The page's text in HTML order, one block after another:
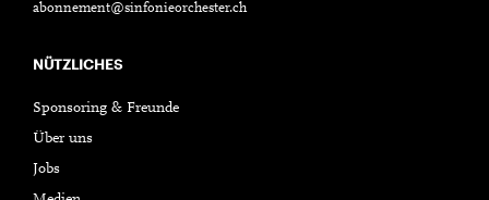
abonnement@sinfonieorchester.ch
NÜTZLICHES
Sponsoring & Freunde
Über uns
Jobs